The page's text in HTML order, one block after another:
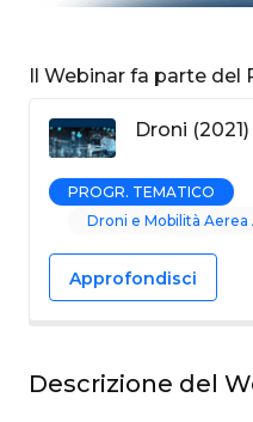
Il Webinar fa parte del
Droni (2021)
PROGR. TEMATICO
Droni e Mobilità Aerea
Approfondisci
Descrizione del